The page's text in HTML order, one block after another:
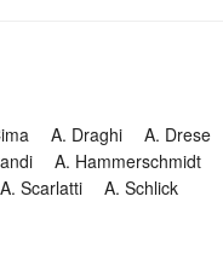
A. Draghi
A. Drese
A. Hammerschmidt
A. Scarlatti
A. Schlick